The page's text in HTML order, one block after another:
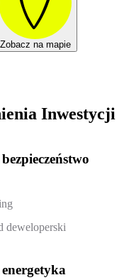
Zobacz na mapie
Inwestycji
deweloperski